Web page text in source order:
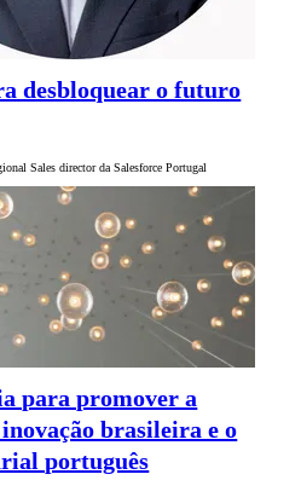
desbloquear o futuro
Sales director da Salesforce Portugal
para promover a
brasileira e o
português